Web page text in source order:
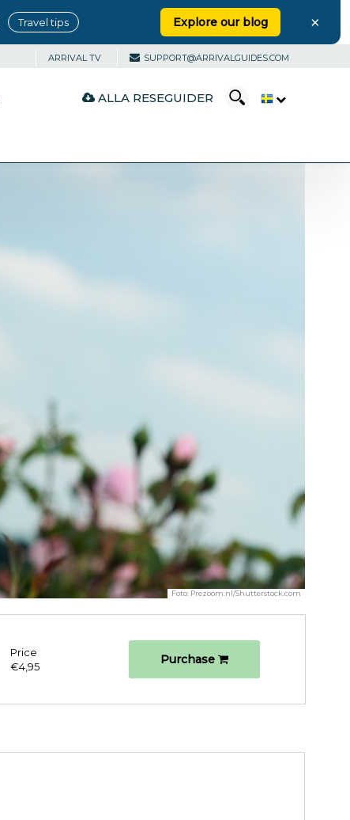
Travel tips Explore our blog ×
ARRIVAL TV SUPPORT@ARRIVALGUIDES.COM
ALLA RESEGUIDER
Foto: Prezoom.nl/Shutterstock.com
Price
€4,95
Purchase